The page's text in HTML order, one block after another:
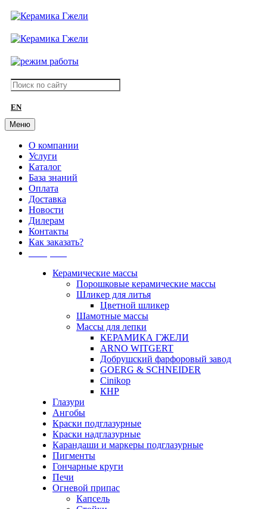
EN
Меню
О компании
Услуги
Каталог
База знаний
Оплата
Доставка
Новости
Дилерам
Контакты
Как заказать?
Керамические массы
Порошковые керамические массы
Шликер для литья
Цветной шликер
Шамотные массы
Массы для лепки
КЕРАМИКА ГЖЕЛИ
ARNO WITGERT
Добрушский фарфоровый завод
GOERG & SCHNEIDER
Cinikop
КНР
Глазури
Ангобы
Краски подглазурные
Краски надглазурные
Карандаши и маркеры подглазурные
Пигменты
Гончарные круги
Печи
Огневой припас
Капсель